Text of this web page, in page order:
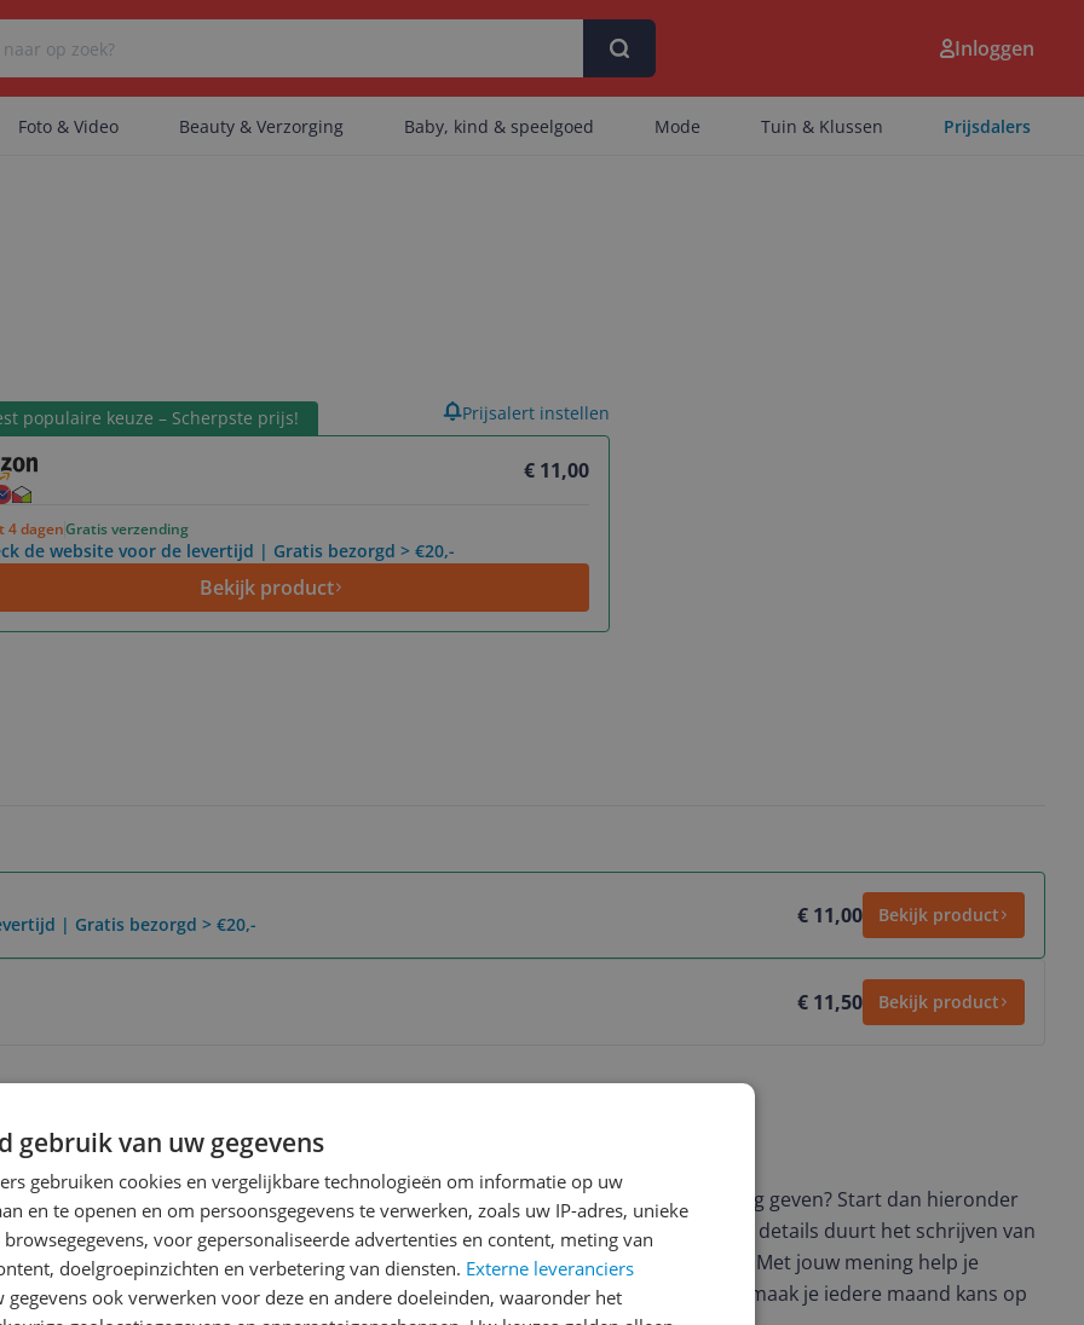
Er zijn geen artikelen gevonden.
Inloggen
Foto & Video Beauty & Verzorging Baby, kind & speelgoed Mode Tuin & Klussen Prijsdalers
populaire keuze – Scherpste prijs!
€ 11,00
4 dagenGratis verzending
de website voor de levertijd | Gratis bezorgd > €20,-
Bekijk product
Prijsalert instellen
| Gratis bezorgd > €20,- € 11,00 Bekijk product
€ 11,50 Bekijk product
Er zijn nog geen reviews geschreven
Heb jij dit product in bezit en wil je graag je mening geven? Start dan hieronder
met het schrijven van je review. Afhankelijk van de details duurt het schrijven van
een review gemiddeld tussen de 3 en 10 minuten. Met jouw mening help je
andere bezoekers een betere keuze te maken én maak je iedere maand kans op
gebruik van uw gegevens
gebruiken cookies en vergelijkbare technologieën om informatie op uw
en te openen en om persoonsgegevens te verwerken, zoals uw IP-adres, unieke
voor gepersonaliseerde advertenties en content, meting van
doelgroepinzichten en verbetering van diensten. Externe leveranciers
gegevens ook verwerken voor deze en andere doeleinden, waaronder het